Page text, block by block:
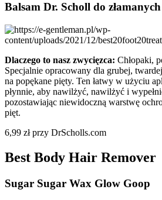
Balsam Dr. Scholl do
Dlaczego to nasz zwycięzca: Chłopaki,
Specjalnie opracowany dla grubej,
na popękane pięty. Ten łatwy w użyciu
płynnie, aby nawilżyć, nawilżyć i
pozostawiając niewidoczną warstwę
pięt.
6,99 zł przy DrScholls.com
Best Body Hair Remover
Sugar Sugar Wax Glow Goop